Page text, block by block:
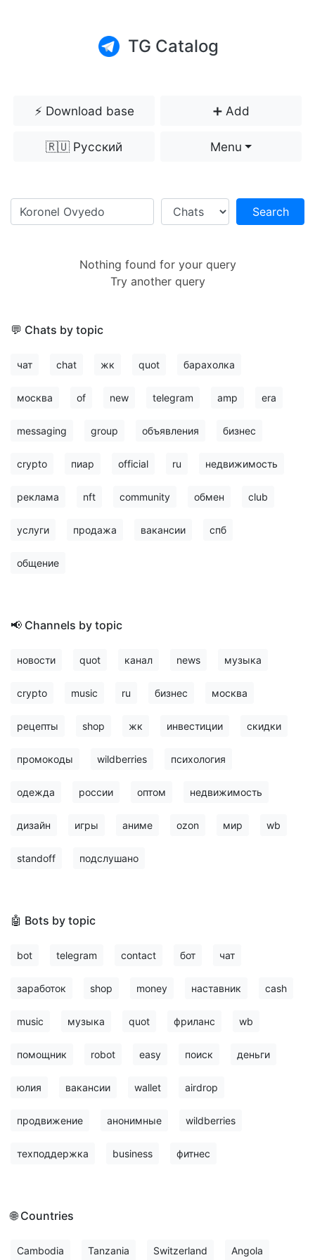
TG Catalog
⚡️ Download base ➕ Add
🇷🇺 Русский Menu
Search
Nothing found for your query
Try another query
💬 Chats by topic
чат chat жк quot барахолка
москва of new telegram amp era
messaging group объявления бизнес
crypto пиар official ru недвижимость
реклама nft community обмен club
услуги продажа вакансии спб
общение
📢 Channels by topic
новости quot канал news музыка
crypto music ru бизнес москва
рецепты shop жк инвестиции скидки
промокоды wildberries психология
одежда россии оптом недвижимость
дизайн игры аниме ozon мир wb
standoff подслушано
🤖 Bots by topic
bot telegram contact бот чат
заработок shop money наставник cash
music музыка quot фриланс wb
помощник robot easy поиск деньги
юлия вакансии wallet airdrop
продвижение анонимные wildberries
техподдержка business фитнес
🌐 Countries
Cambodia Tanzania Switzerland Angola